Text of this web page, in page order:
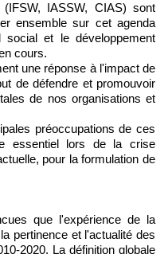
IASSW, CIAS) sont
ensemble sur cet agenda
et le développement
cours.
une réponse à l'impact de
de défendre et promouvoir
de nos organisations et
préoccupations de ces
essentiel lors de la crise
pour la formulation de
que l'expérience de la
pertinence et l'actualité des
2020. La définition globale